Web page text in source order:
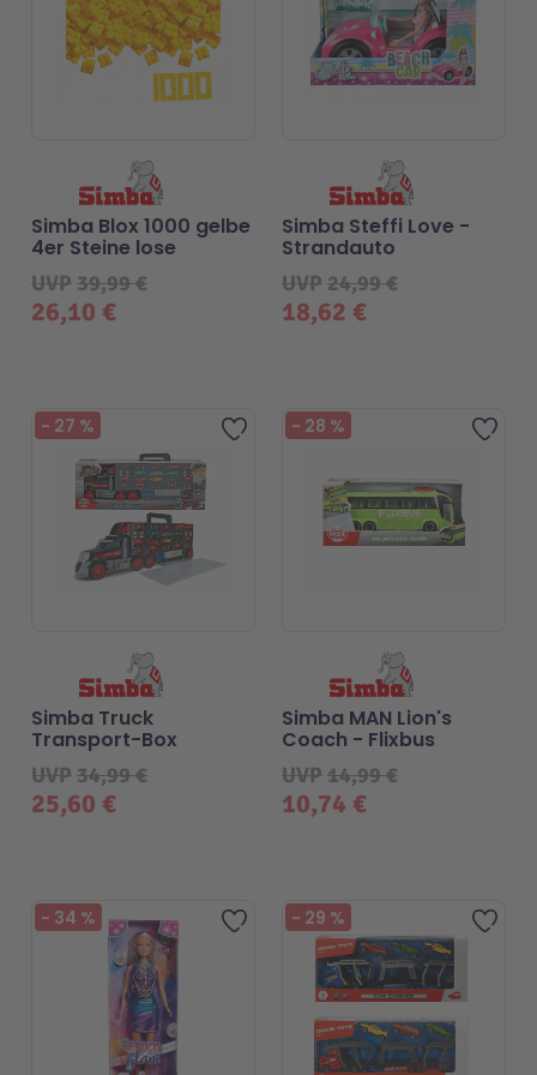
Technic
Seltene Artikel
LEGO® Blumen
Spiel-Ei
26,10 €
UVP39,99 €
Simba Blox 1000 gelbe
4er Steine lose
18,62 €
UVP24,99 €
Simba Steffi Love -
Strandauto
Zur Wunschliste hinzufügen
- 27 %
25,60 €
UVP34,99 €
Simba Truck
Transport-Box
Zur
- 28 %
10,74 €
UVP14,99 €
Simba MAN Lion's
Coach - Flixbus
Zur Wunschliste hinzufügen
- 34 %
Beliebt Zur
- 29 %
Beliebt